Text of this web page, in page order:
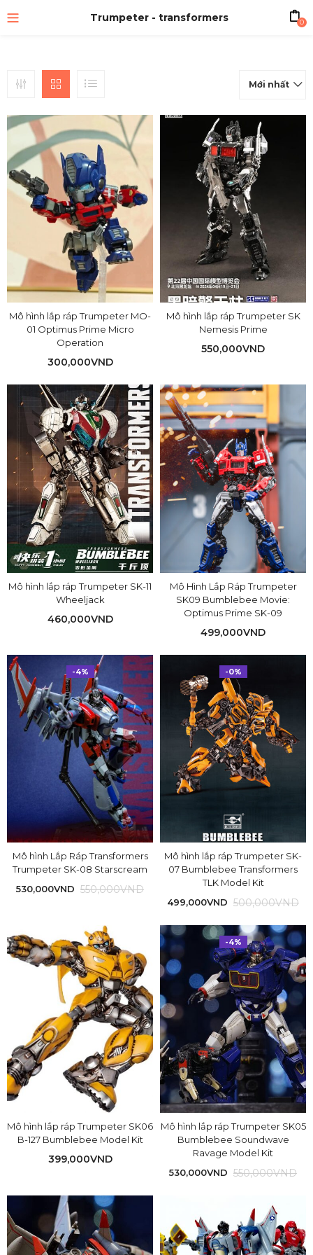
Trumpeter - transformers 0
Mới nhất
Mô hình lắp ráp Trumpeter MO-
01 Optimus Prime Micro
Operation
300,000VND
Mô hình lắp ráp Trumpeter SK
Nemesis Prime
550,000VND
Mô hình lắp ráp Trumpeter SK-11
Wheeljack
460,000VND
Mô Hình Lắp Ráp Trumpeter
SK09 Bumblebee Movie:
Optimus Prime SK-09
499,000VND
-4%
Mô hình Lắp Ráp Transformers
Trumpeter SK-08 Starscream
530,000VND 550,000VND
-0%
Mô hình lắp ráp Trumpeter SK-
07 Bumblebee Transformers
TLK Model Kit
499,000VND 500,000VND
Mô hình lắp ráp Trumpeter SK06
B-127 Bumblebee Model Kit
399,000VND
-4%
Mô hình lắp ráp Trumpeter SK05
Bumblebee Soundwave
Ravage Model Kit
530,000VND 550,000VND